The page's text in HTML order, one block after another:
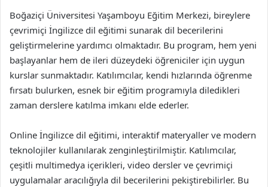
Boğaziçi Üniversitesi Yaşamboyu Eğitim Merkezi, bireylere
çevrimiçi İngilizce dil eğitimi sunarak dil becerilerini
geliştirmelerine yardımcı olmaktadır. Bu program, hem yeni
başlayanlar hem de ileri düzeydeki öğreniciler için uygun
kurslar sunmaktadır. Katılımcılar, kendi hızlarında öğrenme
fırsatı bulurken, esnek bir eğitim programıyla diledikleri
zaman derslere katılma imkanı elde ederler.
Online İngilizce dil eğitimi, interaktif materyaller ve modern
teknolojiler kullanılarak zenginleştirilmiştir. Katılımcılar,
çeşitli multimedya içerikleri, video dersler ve çevrimiçi
uygulamalar aracılığıyla dil becerilerini pekiştirebilirler. Bu